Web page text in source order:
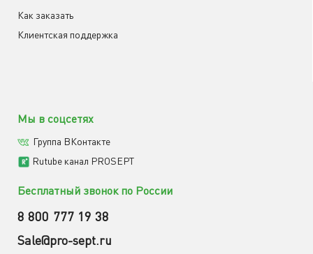
Как заказать
Клиентская поддержка
Мы в соцсетях
Группа ВКонтакте
Rutube канал PROSEPT
Бесплатный звонок по России
8 800 777 19 38
Sale@pro-sept.ru